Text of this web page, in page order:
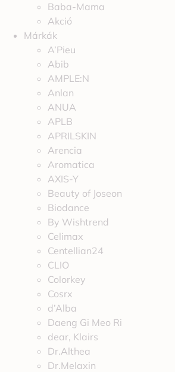
Baba-Mama
Akció
Márkák
A’Pieu
Abib
AMPLE:N
Anlan
ANUA
APLB
APRILSKIN
Arencia
Aromatica
AXIS-Y
Beauty of Joseon
Biodance
By Wishtrend
Celimax
Centellian24
CLIO
Colorkey
Cosrx
d’Alba
Daeng Gi Meo Ri
dear, Klairs
Dr.Althea
Dr.Melaxin